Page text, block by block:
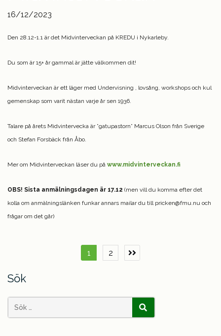
16/12/2023
Den 28.12-1.1 är det Midvinterveckan på KREDU i Nykarleby.
Du som är 15+ år gammal är jätte välkommen dit!
Midvinterveckan är ett läger med Undervisning , lovsång, workshops och kul
gemenskap som varit nästan varje år sen 1936.
Talare på årets Midvintervecka är ”gatupastorn” Marcus Olson från Sverige
och Stefan Forsbäck från Åbo.
Mer om Midvinterveckan läser du på www.midvinterveckan.fi
OBS! Sista anmälningsdagen är 17.12 (men vill du komma efter det
kolla om anmälningslänken funkar annars mailar du till pricken@fmu.nu och
frågar om det går)
Sidnumrering
inlägg
1 2
Next
Sök
Search SÖK